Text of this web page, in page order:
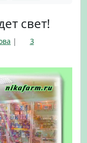
свет!
|
3